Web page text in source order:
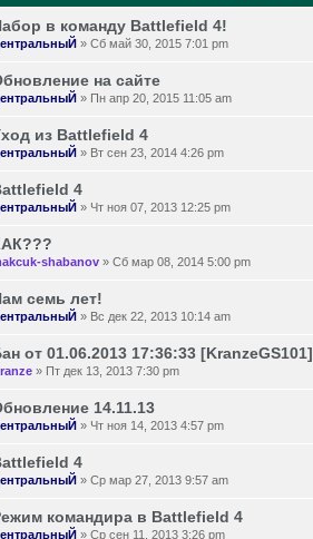
в команду Battlefield 4!
» Сб май 30, 2015 7:01 pm
на сайте
» Пн апр 20, 2015 11:05 am
из Battlefield 4
» Вт сен 23, 2014 4:26 pm
4
» Чт ноя 07, 2013 12:25 pm
shabanov » Сб мар 08, 2014 5:00 pm
семь лет!
» Вс дек 22, 2013 10:14 am
от 01.06.2013 17:36:33 [KranzeGS101]
» Пт дек 13, 2013 7:30 pm
14.11.13
» Чт ноя 14, 2013 4:57 pm
4
» Ср мар 27, 2013 9:57 am
командира в Battlefield 4
» Ср сен 11, 2013 3:26 pm